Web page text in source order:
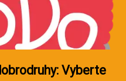
Vyberte